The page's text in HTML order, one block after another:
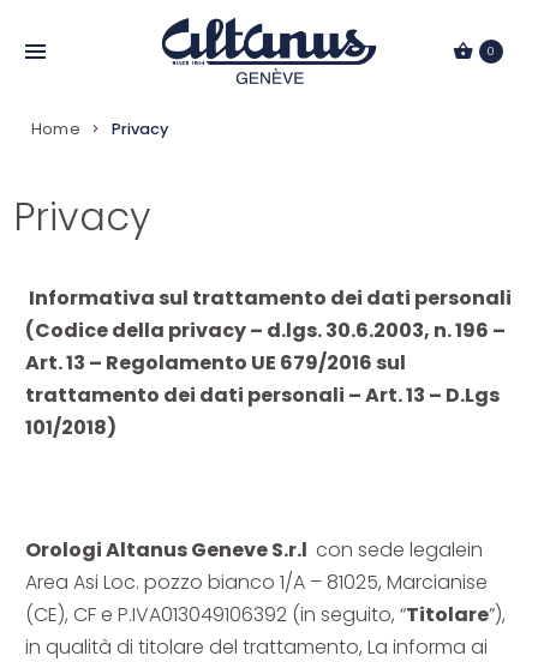
0
Home Privacy
Privacy
Informativa sul trattamento dei dati personali
(Codice della privacy – d.lgs. 30.6.2003, n. 196 –
Art. 13 – Regolamento UE 679/2016 sul
trattamento dei dati personali – Art. 13 – D.Lgs
101/2018)
Orologi Altanus Geneve S.r.l con sede legalein
Area Asi Loc. pozzo bianco 1/A – 81025, Marcianise
(CE), CF e P.IVA013049106392 (in seguito, “Titolare”),
in qualità di titolare del trattamento, La informa ai